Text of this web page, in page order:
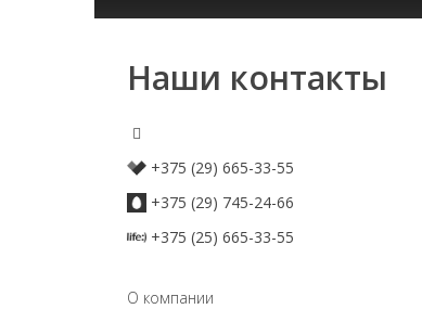
Наши контакты
+375 (29) 665-33-55
+375 (29) 745-24-66
+375 (25) 665-33-55
О компании